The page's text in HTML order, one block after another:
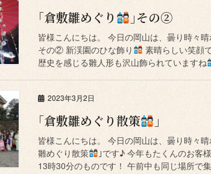
｢倉敷雛めぐり ｣その②
皆様こんにちは。 今日の岡山は、曇り時々
その② 新渓園のひな飾り
素晴らしい笑顔
歴史を感じる雛人形も沢山飾られていますね
2023年3月2日
｢倉敷雛めぐり散策 ｣
皆様こんにちは。 今日の岡山は、曇り時々
雛めぐり散策
｣です♪ 今年もたくんのお客
13時30分のものです！ 午前中も同じ場所で